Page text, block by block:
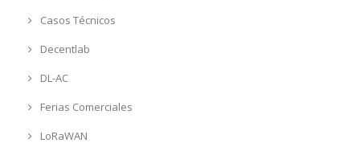
Casos Técnicos
Decentlab
DL-AC
Ferias Comerciales
LoRaWAN